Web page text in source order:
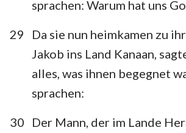
sprachen: Warum hat uns
29
Da sie nun heimkamen zu
Jakob ins Land Kanaan,
alles, was ihnen begegnet
sprachen:
30
Der Mann, der im Lande